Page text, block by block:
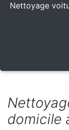
Nettoyage
domicile